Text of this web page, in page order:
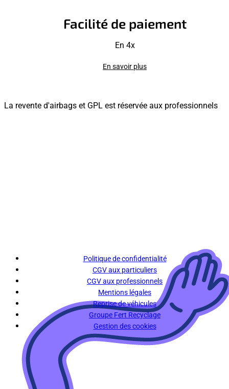
Facilité de paiement
En 4x
En savoir plus
La revente d'airbags et GPL est réservée aux professionnels
Politique de confidentialité
CGV aux particuliers
CGV aux professionnels
Mentions légales
Reprise de véhicules
Groupe Fert Recyclage
Gestion des cookies